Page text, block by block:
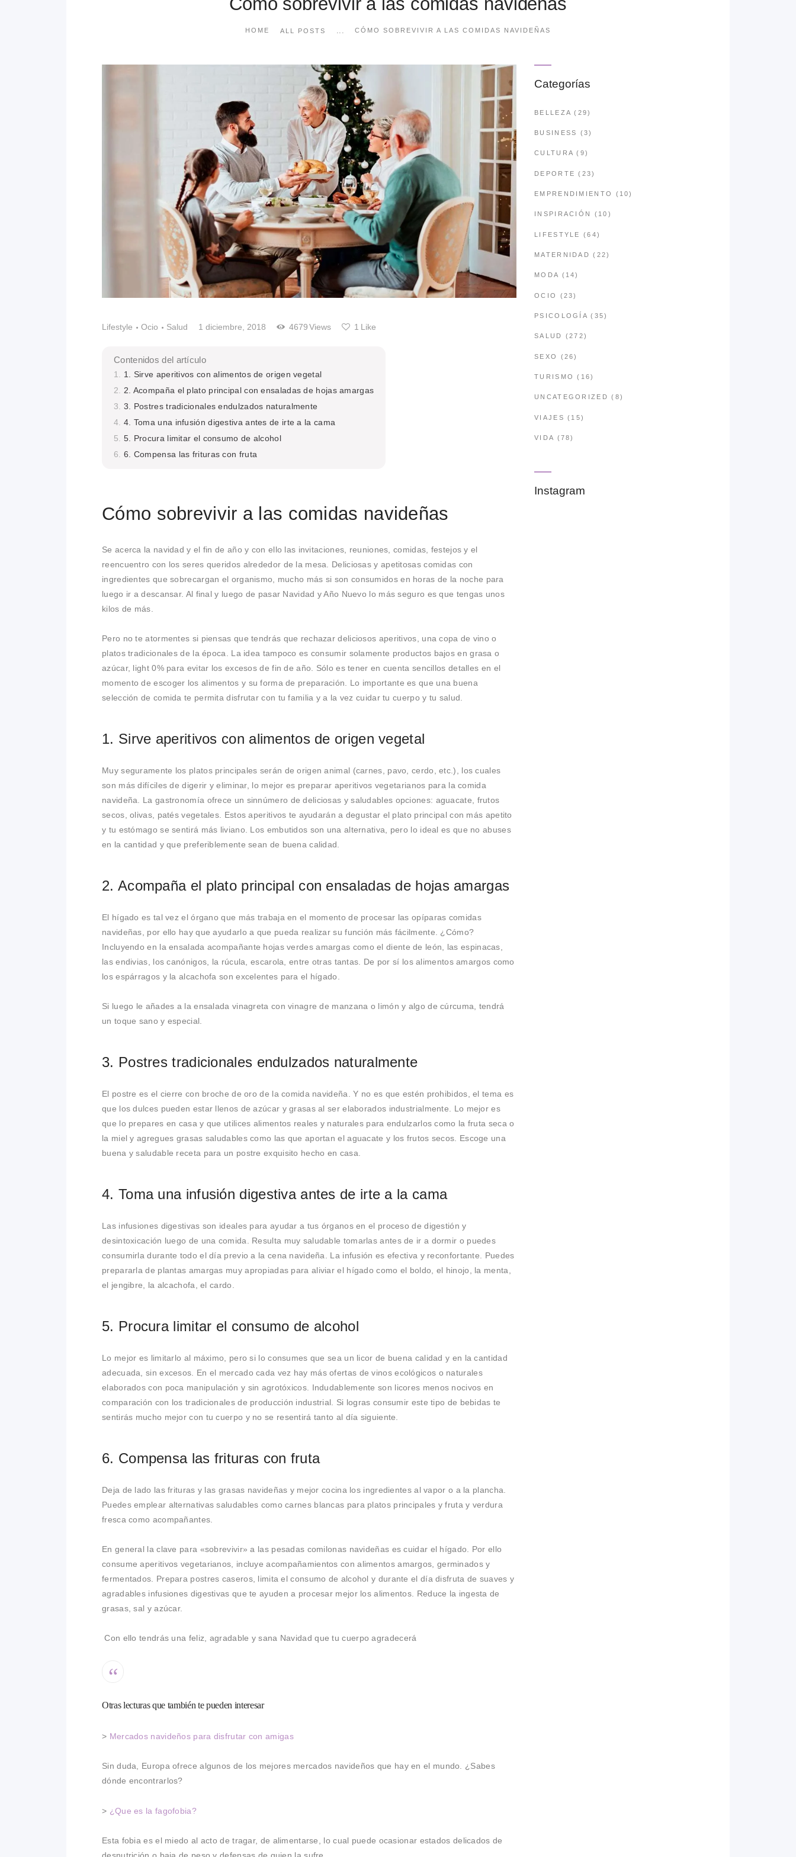
HOME ALL POSTS ... CÓMO SOBREVIVIR A LAS COMIDAS NAVIDEÑAS
Lifestyle Ocio Salud 1 diciembre, 2018 4679 Views 1 Like
Contenidos del artículo
1. Sirve aperitivos con alimentos de origen vegetal
2. Acompaña el plato principal con ensaladas de hojas amargas
3. Postres tradicionales endulzados naturalmente
4. Toma una infusión digestiva antes de irte a la cama
5. Procura limitar el consumo de alcohol
6. Compensa las frituras con fruta
Cómo sobrevivir a las comidas navideñas
Se acerca la navidad y el fin de año y con ello las invitaciones, reuniones, comidas, festejos y el
reencuentro con los seres queridos alrededor de la mesa. Deliciosas y apetitosas comidas con
ingredientes que sobrecargan el organismo, mucho más si son consumidos en horas de la noche para
luego ir a descansar. Al final y luego de pasar Navidad y Año Nuevo lo más seguro es que tengas unos
kilos de más.
Pero no te atormentes si piensas que tendrás que rechazar deliciosos aperitivos, una copa de vino o
platos tradicionales de la época. La idea tampoco es consumir solamente productos bajos en grasa o
azúcar, light 0% para evitar los excesos de fin de año. Sólo es tener en cuenta sencillos detalles en el
momento de escoger los alimentos y su forma de preparación. Lo importante es que una buena
selección de comida te permita disfrutar con tu familia y a la vez cuidar tu cuerpo y tu salud.
1. Sirve aperitivos con alimentos de origen vegetal
Muy seguramente los platos principales serán de origen animal (carnes, pavo, cerdo, etc.), los cuales
son más difíciles de digerir y eliminar, lo mejor es preparar aperitivos vegetarianos para la comida
navideña. La gastronomía ofrece un sinnúmero de deliciosas y saludables opciones: aguacate, frutos
secos, olivas, patés vegetales. Estos aperitivos te ayudarán a degustar el plato principal con más apetito
y tu estómago se sentirá más liviano. Los embutidos son una alternativa, pero lo ideal es que no abuses
en la cantidad y que preferiblemente sean de buena calidad.
2. Acompaña el plato principal con ensaladas de hojas amargas
El hígado es tal vez el órgano que más trabaja en el momento de procesar las opíparas comidas
navideñas, por ello hay que ayudarlo a que pueda realizar su función más fácilmente. ¿Cómo?
Incluyendo en la ensalada acompañante hojas verdes amargas como el diente de león, las espinacas,
las endivias, los canónigos, la rúcula, escarola, entre otras tantas. De por sí los alimentos amargos como
los espárragos y la alcachofa son excelentes para el hígado.
Si luego le añades a la ensalada vinagreta con vinagre de manzana o limón y algo de cúrcuma, tendrá
un toque sano y especial.
3. Postres tradicionales endulzados naturalmente
El postre es el cierre con broche de oro de la comida navideña. Y no es que estén prohibidos, el tema es
que los dulces pueden estar llenos de azúcar y grasas al ser elaborados industrialmente. Lo mejor es
que lo prepares en casa y que utilices alimentos reales y naturales para endulzarlos como la fruta seca o
la miel y agregues grasas saludables como las que aportan el aguacate y los frutos secos. Escoge una
buena y saludable receta para un postre exquisito hecho en casa.
4. Toma una infusión digestiva antes de irte a la cama
Las infusiones digestivas son ideales para ayudar a tus órganos en el proceso de digestión y
desintoxicación luego de una comida. Resulta muy saludable tomarlas antes de ir a dormir o puedes
consumirla durante todo el día previo a la cena navideña. La infusión es efectiva y reconfortante. Puedes
prepararla de plantas amargas muy apropiadas para aliviar el hígado como el boldo, el hinojo, la menta,
el jengibre, la alcachofa, el cardo.
5. Procura limitar el consumo de alcohol
Lo mejor es limitarlo al máximo, pero si lo consumes que sea un licor de buena calidad y en la cantidad
adecuada, sin excesos. En el mercado cada vez hay más ofertas de vinos ecológicos o naturales
elaborados con poca manipulación y sin agrotóxicos. Indudablemente son licores menos nocivos en
comparación con los tradicionales de producción industrial. Si logras consumir este tipo de bebidas te
sentirás mucho mejor con tu cuerpo y no se resentirá tanto al día siguiente.
6. Compensa las frituras con fruta
Deja de lado las frituras y las grasas navideñas y mejor cocina los ingredientes al vapor o a la plancha.
Puedes emplear alternativas saludables como carnes blancas para platos principales y fruta y verdura
fresca como acompañantes.
En general la clave para «sobrevivir» a las pesadas comilonas navideñas es cuidar el hígado. Por ello
consume aperitivos vegetarianos, incluye acompañamientos con alimentos amargos, germinados y
fermentados. Prepara postres caseros, limita el consumo de alcohol y durante el día disfruta de suaves y
agradables infusiones digestivas que te ayuden a procesar mejor los alimentos. Reduce la ingesta de
grasas, sal y azúcar.
Con ello tendrás una feliz, agradable y sana Navidad que tu cuerpo agradecerá
Otras lecturas que también te pueden interesar
> Mercados navideños para disfrutar con amigas
Sin duda, Europa ofrece algunos de los mejores mercados navideños que hay en el mundo. ¿Sabes
dónde encontrarlos?
> ¿Que es la fagofobia?
Esta fobia es el miedo al acto de tragar, de alimentarse, lo cual puede ocasionar estados delicados de
desnutrición o baja de peso y defensas de quien la sufre.
Categorías
BELLEZA (29)
BUSINESS (3)
CULTURA (9)
DEPORTE (23)
EMPRENDIMIENTO (10)
INSPIRACIÓN (10)
LIFESTYLE (64)
MATERNIDAD (22)
MODA (14)
OCIO (23)
PSICOLOGÍA (35)
SALUD (272)
SEXO (26)
TURISMO (16)
UNCATEGORIZED (8)
VIAJES (15)
VIDA (78)
Instagram